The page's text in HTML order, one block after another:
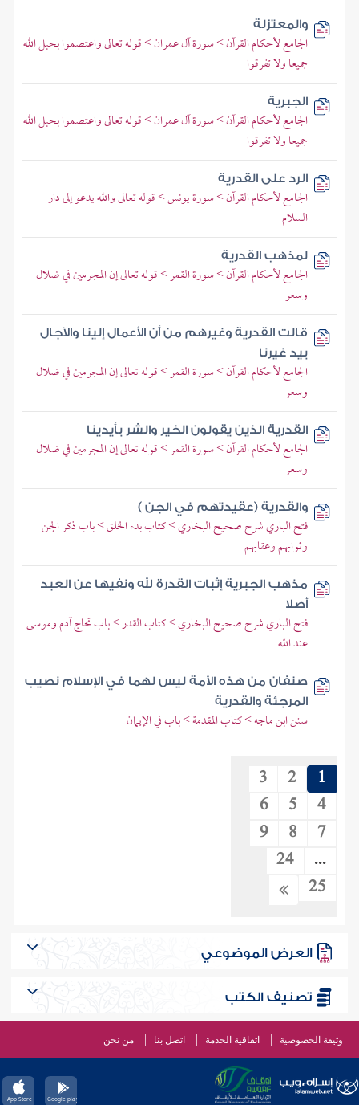
والمعتزلة
الجامع لأحكام القرآن > سورة آل عمران > قوله تعالى واعتصموا بحبل الله
جميعا ولا تفرقوا
الجبرية
الجامع لأحكام القرآن > سورة آل عمران > قوله تعالى واعتصموا بحبل الله
جميعا ولا تفرقوا
الرد على القدرية
الجامع لأحكام القرآن > سورة يونس > قوله تعالى والله يدعو إلى دار
السلام
لمذهب القدرية
الجامع لأحكام القرآن > سورة القمر > قوله تعالى إن المجرمين في ضلال
وسعر
قالت القدرية وغيرهم من أن الأعمال إلينا والآجال
بيد غيرنا
الجامع لأحكام القرآن > سورة القمر > قوله تعالى إن المجرمين في ضلال
وسعر
القدرية الذين يقولون الخير والشر بأيدينا
الجامع لأحكام القرآن > سورة القمر > قوله تعالى إن المجرمين في ضلال
وسعر
والقدرية (عقيدتهم في الجن )
فتح الباري شرح صحيح البخاري > كتاب بدء الخلق > باب ذكر الجن
وثوابهم وعقابهم
مذهب الجبرية إثبات القدرة لله ونفيها عن العبد
أصلا
فتح الباري شرح صحيح البخاري > كتاب القدر > باب تحاج آدم وموسى
عند الله
صنفان من هذه الأمة ليس لهما في الإسلام نصيب
المرجئة والقدرية
سنن ابن ماجه > كتاب المقدمة > باب في الإيمان
1
2
3
4
5
6
7
8
9
...
24
25
العرض الموضوعي
تصنيف الكتب
وثيقة الخصوصية اتفاقية الخدمة اتصل بنا من نحن